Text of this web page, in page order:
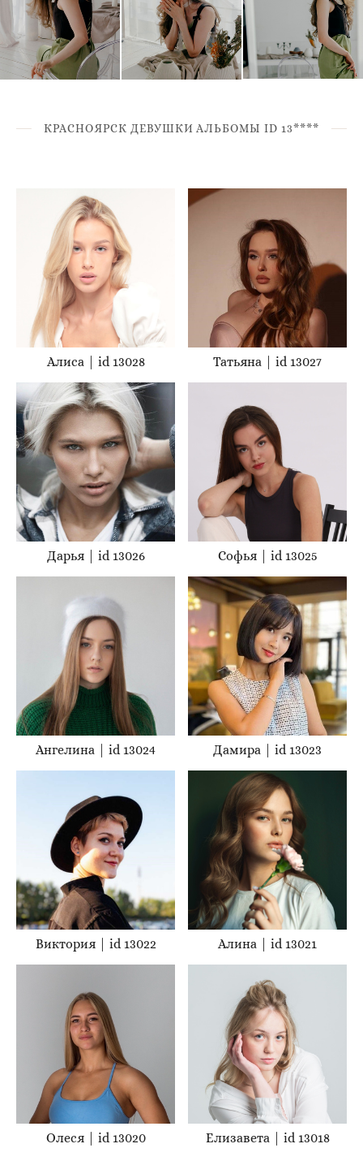
КРАСНОЯРСК ДЕВУШКИ АЛЬБОМЫ ID 13****
Алиса | id 13028 Татьяна | id 13027
Дарья | id 13026 Софья | id 13025
Ангелина | id 13024 Дамира | id 13023
Виктория | id 13022 Алина | id 13021
Олеся | id 13020 Елизавета | id 13018